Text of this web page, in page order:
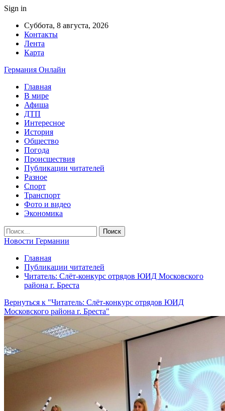
Sign in
Суббота, 8 августа, 2026
Контакты
Лента
Карта
Германия Онлайн
Главная
В мире
Афиша
ДТП
Интересное
История
Общество
Погода
Происшествия
Публикации читателей
Разное
Спорт
Транспорт
Фото и видео
Экономика
Новости Германии
Главная
Публикации читателей
Читатель: Слёт-конкурс отрядов ЮИД Московского
района г. Бреста
Вернуться к "Читатель: Слёт-конкурс отрядов ЮИД
Московского района г. Бреста"